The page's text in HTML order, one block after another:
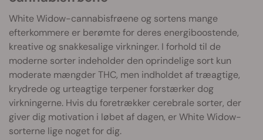
White Widow-cannabisfrøene og sortens mange
efterkommere er berømte for deres energiboostende,
kreative og snakkesalige virkninger. I forhold til de
moderne sorter indeholder den oprindelige sort kun
moderate mængder THC, men indholdet af træagtige,
krydrede og urteagtige terpener forstærker dog
virkningerne. Hvis du foretrækker cerebrale sorter, der
giver dig motivation i løbet af dagen, er White Widow-
sorterne lige noget for dig.